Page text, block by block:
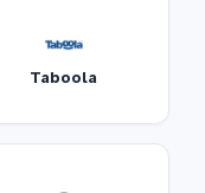
Taboola